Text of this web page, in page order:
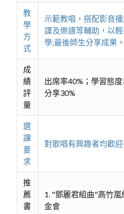
教
學
方
式
示範教唱，搭配影音
譯及樂譜等輔助，以
學;最後師生分享成果。
成
績
評
量
出席率40%；學習態
分享30%
選
課
要
求
對歌唱有興趣者均歡
推
薦
書
1. "鄧麗君組曲"高竹
金會